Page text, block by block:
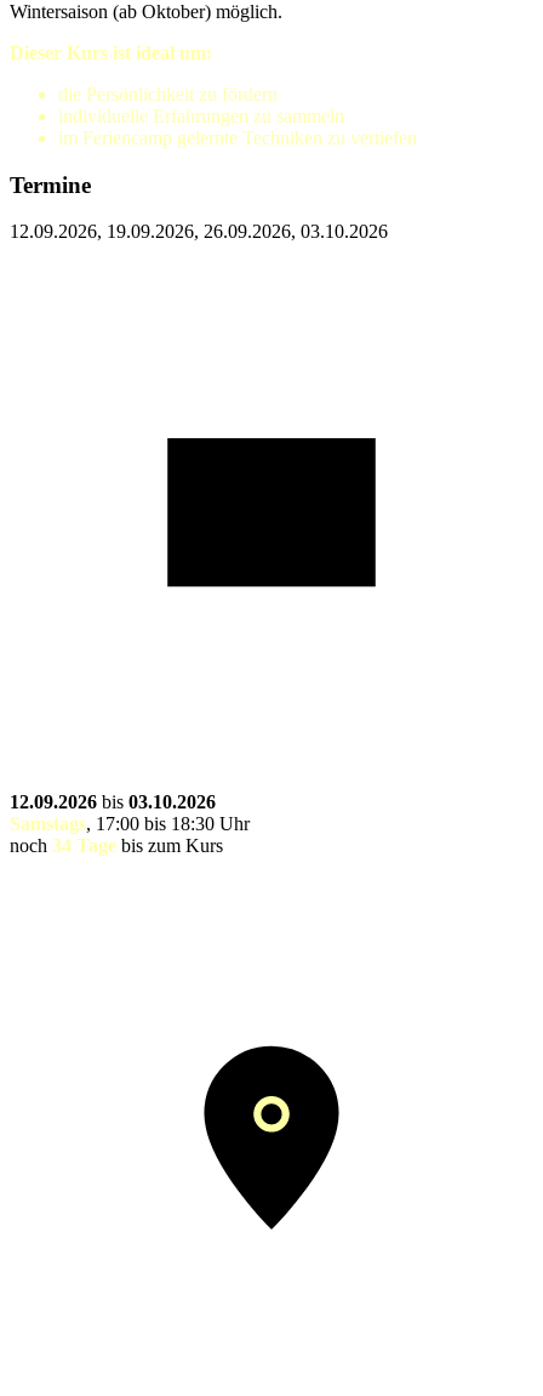
Wintersaison (ab Oktober) möglich.
Dieser Kurs ist ideal um:
die Persönlichkeit zu fördern
individuelle Erfahrungen zu sammeln
im Feriencamp gelernte Techniken zu vertiefen
Termine
12.09.2026, 19.09.2026, 26.09.2026, 03.10.2026
12.09.2026 bis 03.10.2026
Samstags, 17:00 bis 18:30 Uhr
noch 34 Tage bis zum Kurs